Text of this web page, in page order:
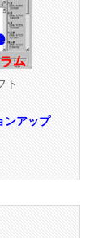
ト
ンアップ